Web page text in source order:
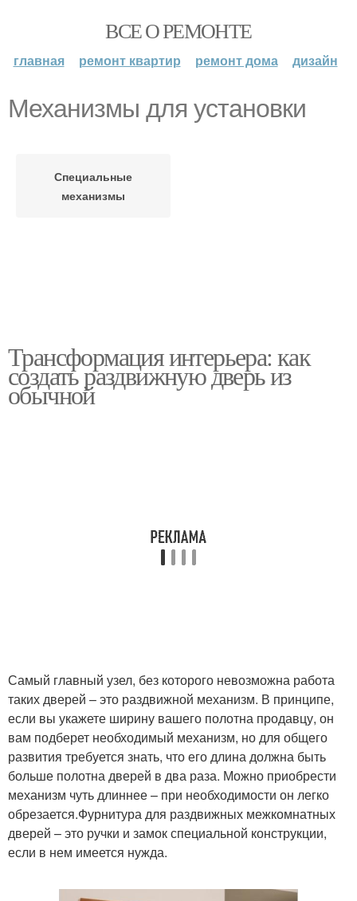
ВСЕ О РЕМОНТЕ
главная ремонт квартир ремонт дома дизайн
Механизмы для установки
Специальные
механизмы
Трансформация интерьера: как
создать раздвижную дверь из
обычной
Самый главный узел, без которого невозможна работа
таких дверей – это раздвижной механизм. В принципе,
если вы укажете ширину вашего полотна продавцу, он
вам подберет необходимый механизм, но для общего
развития требуется знать, что его длина должна быть
больше полотна дверей в два раза. Можно приобрести
механизм чуть длиннее – при необходимости он легко
обрезается.Фурнитура для раздвижных межкомнатных
дверей – это ручки и замок специальной конструкции,
если в нем имеется нужда.